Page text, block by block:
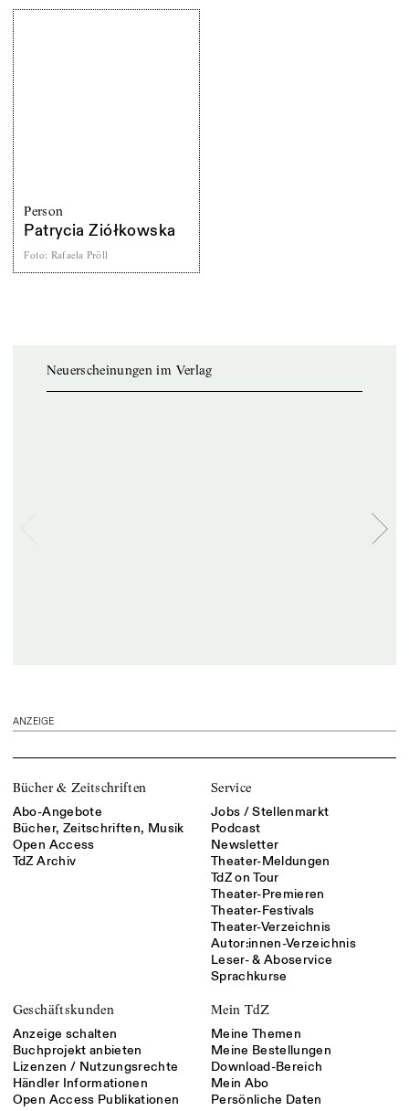
Person
Patrycia Ziółkowska
Foto: Rafaela Pröll
Neuerscheinungen im Verlag
ANZEIGE
Bücher & Zeitschriften
Abo-Angebote
Bücher, Zeitschriften, Musik
Open Access
TdZ Archiv
Service
Jobs / Stellenmarkt
Podcast
Newsletter
Theater-Meldungen
TdZ on Tour
Theater-Premieren
Theater-Festivals
Theater-Verzeichnis
Autor:innen-Verzeichnis
Leser- & Aboservice
Sprachkurse
Geschäftskunden
Anzeige schalten
Buchprojekt anbieten
Lizenzen / Nutzungsrechte
Händler Informationen
Open Access Publikationen
Mein TdZ
Meine Themen
Meine Bestellungen
Download-Bereich
Mein Abo
Persönliche Daten